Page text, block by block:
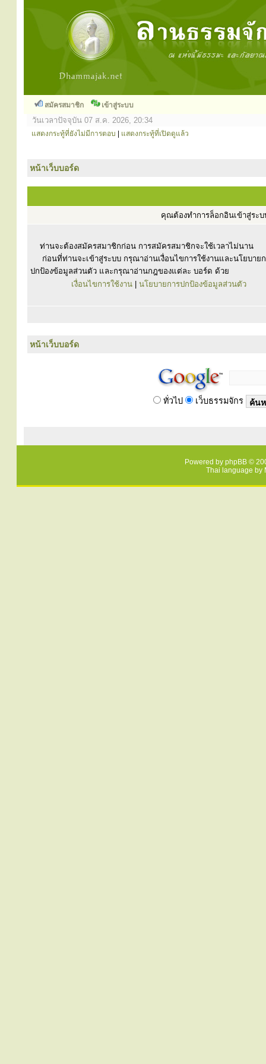
สมัครสมาชิก เข้าสู่ระบบ
วันเวลาปัจจุบัน 07 ส.ค. 2026, 20:34
แสดงกระทู้ที่ยังไม่มีการตอบ แสดงกระทู้ที่เปิดดูแล้ว
หน้าเว็บบอร์ด
คุณต้องทำการล็อกอินเข้าสู่ระ
ท่านจะต้องสมัครสมาชิกก่อน การสมัครสมาชิกจะใช้เวลาไม่นาน
ก่อนที่ท่านจะเข้าสู่ระบบ กรุณาอ่านเงื่อนไขการใช้งานและนโยบาย
ปกป้องข้อมูลส่วนตัว และกรุณาอ่านกฎของแต่ละ บอร์ด ด้วย
เงื่อนไขการใช้งาน
นโยบายการปกป้องข้อมูลส่วนตัว
หน้าเว็บบอร์ด
ทั่วไป เว็บธรรมจักร
Powered by phpBB ©
Thai language by